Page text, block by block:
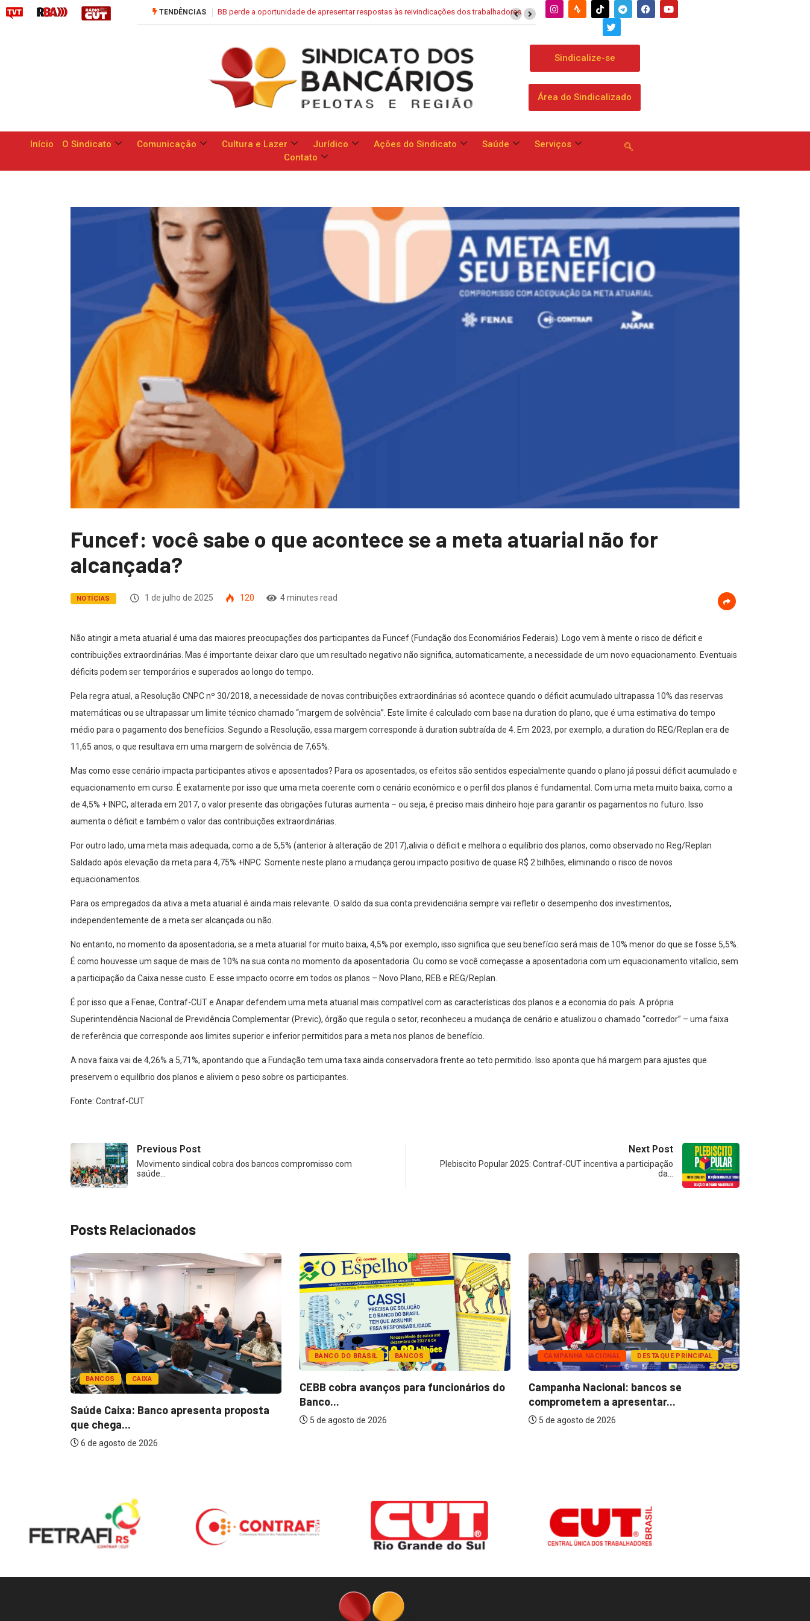
TENDÊNCIAS
BB perde a oportunidade de apresentar respostas às reivindicações dos trabalhadores Saúde Caixa: Banco apresenta proposta que chega a dobrar mensalidade
Sindicalize-se
Área do Sindicalizado
Início O Sindicato Comunicação Cultura e Lazer Jurídico Ações do Sindicato Saúde
Serviços
Contato
Funcef: você sabe o que acontece se a meta atuarial não for
alcançada?
NOTÍCIAS 1 de julho de 2025 120 4 minutes read
Não atingir a meta atuarial é uma das maiores preocupações dos participantes da Funcef (Fundação dos Economiários Federais). Logo vem à mente o risco de déficit e
contribuições extraordinárias. Mas é importante deixar claro que um resultado negativo não significa, automaticamente, a necessidade de um novo equacionamento. Eventuais
déficits podem ser temporários e superados ao longo do tempo.
Pela regra atual, a Resolução CNPC nº 30/2018, a necessidade de novas contribuições extraordinárias só acontece quando o déficit acumulado ultrapassa 10% das reservas
matemáticas ou se ultrapassar um limite técnico chamado “margem de solvência”. Este limite é calculado com base na duration do plano, que é uma estimativa do tempo
médio para o pagamento dos benefícios. Segundo a Resolução, essa margem corresponde à duration subtraída de 4. Em 2023, por exemplo, a duration do REG/Replan era de
11,65 anos, o que resultava em uma margem de solvência de 7,65%.
Mas como esse cenário impacta participantes ativos e aposentados? Para os aposentados, os efeitos são sentidos especialmente quando o plano já possui déficit acumulado e
equacionamento em curso. É exatamente por isso que uma meta coerente com o cenário econômico e o perfil dos planos é fundamental. Com uma meta muito baixa, como a
de 4,5% + INPC, alterada em 2017, o valor presente das obrigações futuras aumenta – ou seja, é preciso mais dinheiro hoje para garantir os pagamentos no futuro. Isso
aumenta o déficit e também o valor das contribuições extraordinárias.
Por outro lado, uma meta mais adequada, como a de 5,5% (anterior à alteração de 2017),alivia o déficit e melhora o equilíbrio dos planos, como observado no Reg/Replan
Saldado após elevação da meta para 4,75% +INPC. Somente neste plano a mudança gerou impacto positivo de quase R$ 2 bilhões, eliminando o risco de novos
equacionamentos.
Para os empregados da ativa a meta atuarial é ainda mais relevante. O saldo da sua conta previdenciária sempre vai refletir o desempenho dos investimentos,
independentemente de a meta ser alcançada ou não.
No entanto, no momento da aposentadoria, se a meta atuarial for muito baixa, 4,5% por exemplo, isso significa que seu benefício será mais de 10% menor do que se fosse 5,5%.
É como houvesse um saque de mais de 10% na sua conta no momento da aposentadoria. Ou como se você começasse a aposentadoria com um equacionamento vitalício, sem
a participação da Caixa nesse custo. E esse impacto ocorre em todos os planos – Novo Plano, REB e REG/Replan.
É por isso que a Fenae, Contraf-CUT e Anapar defendem uma meta atuarial mais compatível com as características dos planos e a economia do país. A própria
Superintendência Nacional de Previdência Complementar (Previc), órgão que regula o setor, reconheceu a mudança de cenário e atualizou o chamado “corredor” – uma faixa
de referência que corresponde aos limites superior e inferior permitidos para a meta nos planos de benefício.
A nova faixa vai de 4,26% a 5,71%, apontando que a Fundação tem uma taxa ainda conservadora frente ao teto permitido. Isso aponta que há margem para ajustes que
preservem o equilíbrio dos planos e aliviem o peso sobre os participantes.
Fonte: Contraf-CUT
Previous Post
Movimento sindical cobra dos bancos compromisso com
saúde…
Next Post
Plebiscito Popular 2025: Contraf-CUT incentiva a participação
da…
Posts Relacionados
BANCOS CAIXA
Saúde Caixa: Banco apresenta proposta
que chega...
6 de agosto de 2026
BANCO DO BRASIL BANCOS
CEBB cobra avanços para funcionários do
Banco...
5 de agosto de 2026
CAMPANHA NACIONAL DESTAQUE PRINCIPAL
Campanha Nacional: bancos se
comprometem a apresentar...
5 de agosto de 2026